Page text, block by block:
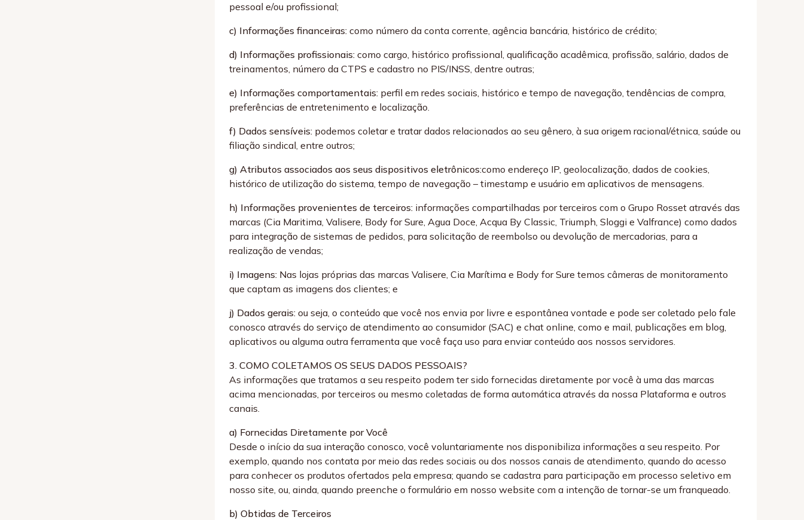
pessoal e/ou profissional;
c) Informações financeiras: como número da conta corrente, agência bancária, histórico de crédito;
d) Informações profissionais: como cargo, histórico profissional, qualificação acadêmica, profissão, salário, dados de
treinamentos, número da CTPS e cadastro no PIS/INSS, dentre outras;
e) Informações comportamentais: perfil em redes sociais, histórico e tempo de navegação, tendências de compra,
preferências de entretenimento e localização.
f) Dados sensíveis: podemos coletar e tratar dados relacionados ao seu gênero, à sua origem racional/étnica, saúde ou
filiação sindical, entre outros;
g) Atributos associados aos seus dispositivos eletrônicos:como endereço IP, geolocalização, dados de cookies,
histórico de utilização do sistema, tempo de navegação – timestamp e usuário em aplicativos de mensagens.
h) Informações provenientes de terceiros: informações compartilhadas por terceiros com o Grupo Rosset através das
marcas (Cia Maritima, Valisere, Body for Sure, Agua Doce, Acqua By Classic, Triumph, Sloggi e Valfrance) como dados
para integração de sistemas de pedidos, para solicitação de reembolso ou devolução de mercadorias, para a
realização de vendas;
i) Imagens: Nas lojas próprias das marcas Valisere, Cia Marítima e Body for Sure temos câmeras de monitoramento
que captam as imagens dos clientes; e
j) Dados gerais: ou seja, o conteúdo que você nos envia por livre e espontânea vontade e pode ser coletado pelo fale
conosco através do serviço de atendimento ao consumidor (SAC) e chat online, como e mail, publicações em blog,
aplicativos ou alguma outra ferramenta que você faça uso para enviar conteúdo aos nossos servidores.
3. COMO COLETAMOS OS SEUS DADOS PESSOAIS?
As informações que tratamos a seu respeito podem ter sido fornecidas diretamente por você à uma das marcas
acima mencionadas, por terceiros ou mesmo coletadas de forma automática através da nossa Plataforma e outros
canais.
a) Fornecidas Diretamente por Você
Desde o início da sua interação conosco, você voluntariamente nos disponibiliza informações a seu respeito. Por
exemplo, quando nos contata por meio das redes sociais ou dos nossos canais de atendimento, quando do acesso
para conhecer os produtos ofertados pela empresa; quando se cadastra para participação em processo seletivo em
nosso site, ou, ainda, quando preenche o formulário em nosso website com a intenção de tornar-se um franqueado.
b) Obtidas de Terceiros